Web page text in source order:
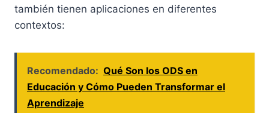
también tienen aplicaciones en diferentes
contextos:
Recomendado: Qué Son los ODS en
Educación y Cómo Pueden Transformar el
Aprendizaje